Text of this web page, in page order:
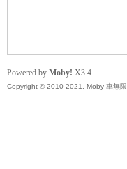
Powered by Moby! X3.4
Copyright © 2010-2021, Moby 車無限.